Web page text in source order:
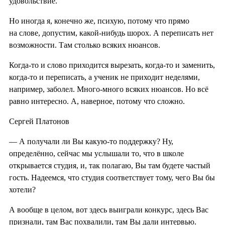
Но иногда я, конечно же, психую, потому что прямо
на слове, допустим, какой-нибудь шорох. А переписать нет
возможности. Там столько всяких нюансов.
Когда-то и слово приходится вырезать, когда-то и заменить,
когда-то и переписать, а ученик не приходит неделями,
например, заболел. Много-много всяких нюансов. Но всё
равно интересно. А, наверное, потому что сложно.
Сергей Платонов
— А получали ли Вы какую-то поддержку? Ну,
определённо, сейчас мы услышали то, что в школе
открывается студия, и, так полагаю, Вы там будете частый
гость. Надеемся, что студия соответствует тому, чего Вы бы
хотели?
А вообще в целом, вот здесь выиграли конкурс, здесь Вас
признали, там Вас похвалили, там Вы дали интервью.